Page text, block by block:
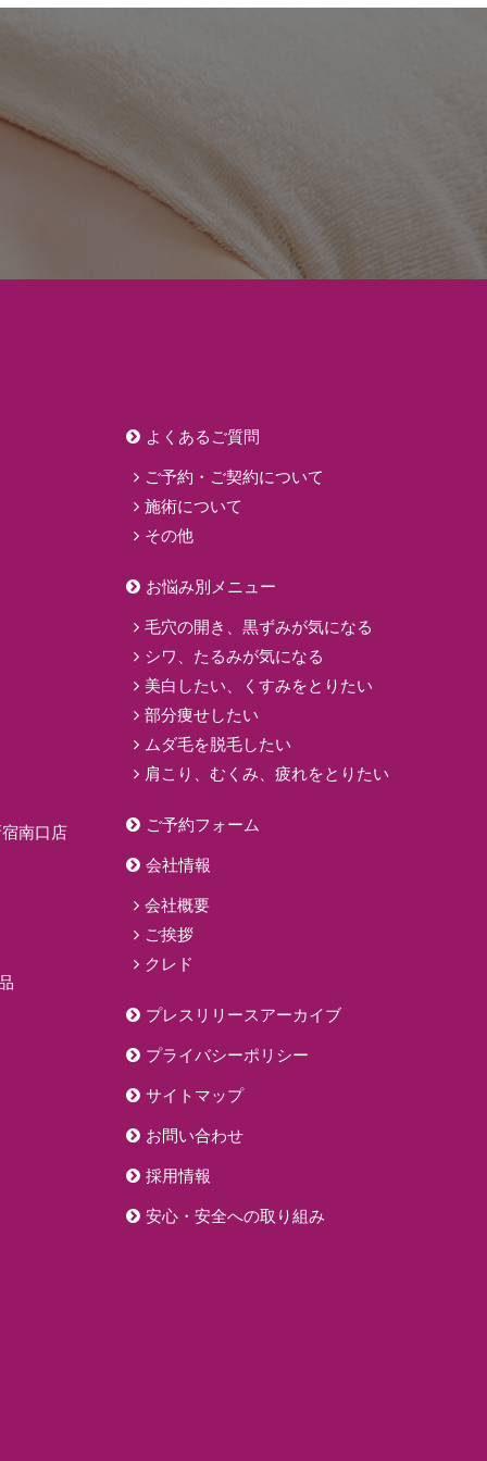
南口店
よくあるご質問
ご予約・ご契約について
施術について
その他
お悩み別メニュー
毛穴の開き、黒ずみが気になる
シワ、たるみが気になる
美白したい、くすみをとりたい
部分痩せしたい
ムダ毛を脱毛したい
肩こり、むくみ、疲れをとりたい
ご予約フォーム
会社情報
会社概要
ご挨拶
クレド
プレスリリースアーカイブ
プライバシーポリシー
サイトマップ
お問い合わせ
採用情報
安心・安全への取り組み